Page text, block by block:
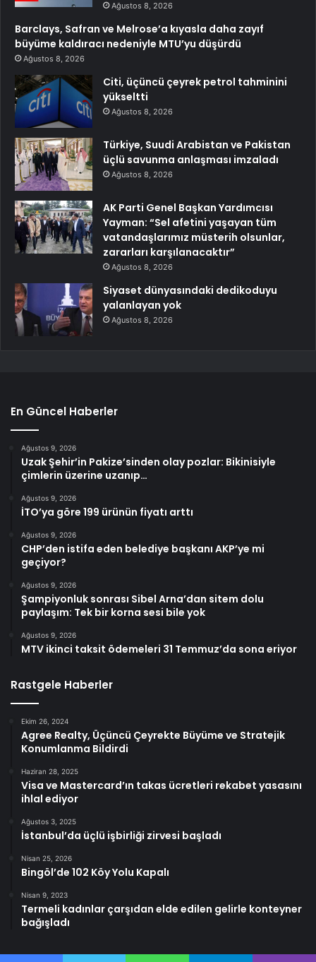
Ağustos 8, 2026
Barclays, Safran ve Melrose’a kıyasla daha zayıf
büyüme kaldıracı nedeniyle MTU’yu düşürdü
Ağustos 8, 2026
Citi, üçüncü çeyrek petrol tahminini
yükseltti
Ağustos 8, 2026
Türkiye, Suudi Arabistan ve Pakistan
üçlü savunma anlaşması imzaladı
Ağustos 8, 2026
AK Parti Genel Başkan Yardımcısı
Yayman: “Sel afetini yaşayan tüm
vatandaşlarımız müsterih olsunlar,
zararları karşılanacaktır”
Ağustos 8, 2026
Siyaset dünyasındaki dedikoduyu
yalanlayan yok
Ağustos 8, 2026
En Güncel Haberler
Ağustos 9, 2026
Uzak Şehir’in Pakize’sinden olay pozlar: Bikinisiyle
çimlerin üzerine uzanıp…
Ağustos 9, 2026
İTO’ya göre 199 ürünün fiyatı arttı
Ağustos 9, 2026
CHP’den istifa eden belediye başkanı AKP’ye mi
geçiyor?
Ağustos 9, 2026
Şampiyonluk sonrası Sibel Arna’dan sitem dolu
paylaşım: Tek bir korna sesi bile yok
Ağustos 9, 2026
MTV ikinci taksit ödemeleri 31 Temmuz’da sona eriyor
Rastgele Haberler
Ekim 26, 2024
Agree Realty, Üçüncü Çeyrekte Büyüme ve Stratejik
Konumlanma Bildirdi
Haziran 28, 2025
Visa ve Mastercard’ın takas ücretleri rekabet yasasını
ihlal ediyor
Ağustos 3, 2025
İstanbul’da üçlü işbirliği zirvesi başladı
Nisan 25, 2026
Bingöl’de 102 Köy Yolu Kapalı
Nisan 9, 2023
Termeli kadınlar çarşıdan elde edilen gelirle konteyner
bağışladı